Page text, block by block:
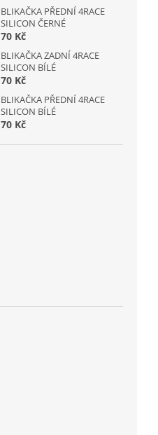
BLIKAČKA PŘEDNÍ 4RACE
SILICON ČERNÉ
70 Kč
BLIKAČKA ZADNÍ 4RACE
SILICON BÍLÉ
70 Kč
BLIKAČKA PŘEDNÍ 4RACE
SILICON BÍLÉ
70 Kč